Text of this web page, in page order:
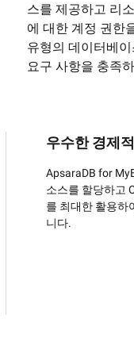
스를 제공하고 리
에 대한 계정 권한
유형의 데이터베
요구 사항을 충족
우수한 경제
ApsaraDB for
소스를 할당하고
를 최대한 활용하
니다.
능한 지능형
턴트입니다.
모델 경험
온라인에
기능을
미세 조정
오 기능을
을 충족할